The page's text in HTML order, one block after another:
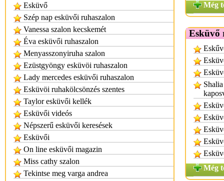
Esküvő
Szép nap esküvői ruhaszalon
Vanessa szalon kecskemét
Éva esküvői ruhaszalon
Menyasszonyiruha szalon
Ezüstgyöngy esküvöi ruhaszalon
Lady mercedes esküvői ruhaszalon
Esküvöi ruhakölcsönzés szentes
Taylor esküvői kellék
Esküvői videós
Népszerű esküvői keresések
Esküvői
On line esküvői magazin
Miss cathy szalon
Tekintse meg varga andrea
Még
Esküvő
Még